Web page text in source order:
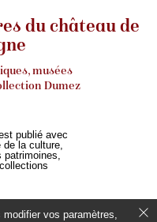
du château de
musées
Dumez
publié avec
de la culture,
patrimoines,
vos paramètres,